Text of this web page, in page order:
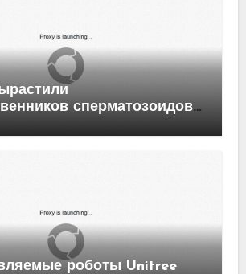
сперматозоидов
роботы Unitree